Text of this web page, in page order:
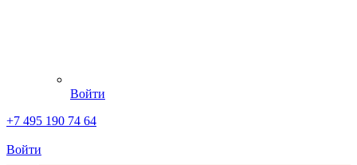
Войти
+7 495 190 74 64
Войти